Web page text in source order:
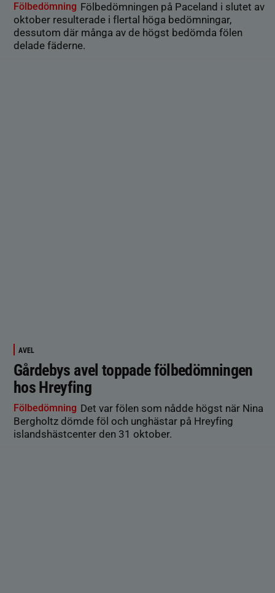
Fölbedömning Fölbedömningen på Paceland i slutet av
oktober resulterade i flertal höga bedömningar,
dessutom där många av de högst bedömda fölen
delade fäderne.
AVEL
Gårdebys avel toppade fölbedömningen
hos Hreyfing
Fölbedömning Det var fölen som nådde högst när Nina
Bergholtz dömde föl och unghästar på Hreyfing
islandshästcenter den 31 oktober.